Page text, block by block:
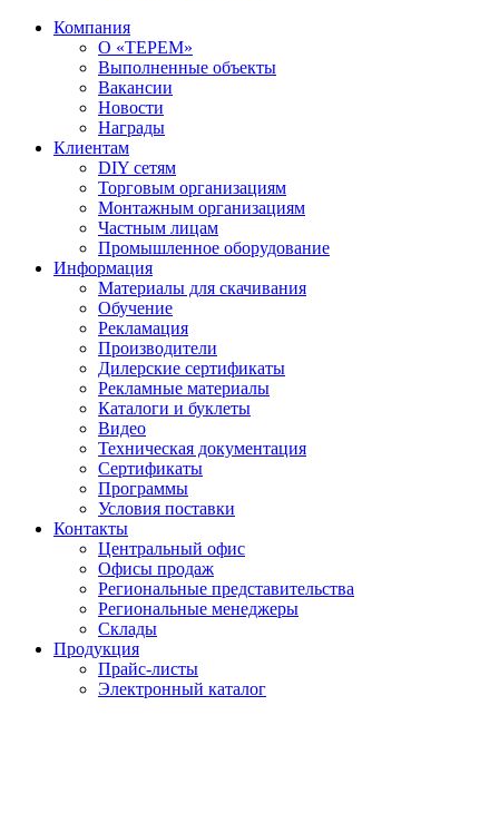
Компания
О «ТЕРЕМ»
Выполненные объекты
Вакансии
Новости
Награды
Клиентам
DIY сетям
Торговым организациям
Монтажным организациям
Частным лицам
Промышленное оборудование
Информация
Материалы для скачивания
Обучение
Рекламация
Производители
Дилерские сертификаты
Рекламные материалы
Каталоги и буклеты
Видео
Техническая документация
Сертификаты
Программы
Условия поставки
Контакты
Центральный офис
Офисы продаж
Региональные представительства
Региональные менеджеры
Склады
Продукция
Прайс-листы
Электронный каталог